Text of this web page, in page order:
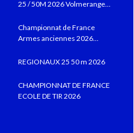
25 / 50M 2026 Volmerange
Championnat de France
Armes anciennes 2026
REGIONAUX 25 50 m 2026
CHAMPIONNAT DE FRANCE
ECOLE DE TIR 2026